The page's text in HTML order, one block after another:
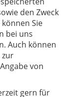
den Zweck
Sie
bei uns
Auch können
zur
von
gern für